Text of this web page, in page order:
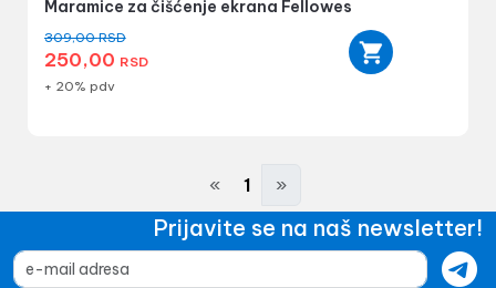
Maramice za čišćenje ekrana Fellowes
309,00RSD
250,00 RSD
+ 20% pdv
« 1 »
Prijavite se na naš newsletter!